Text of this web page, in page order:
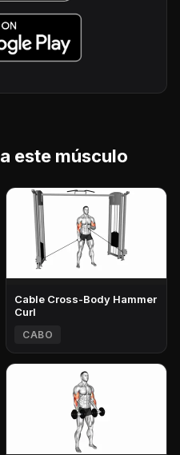
este músculo
Cable Cross-Body Hammer
Curl
CABO